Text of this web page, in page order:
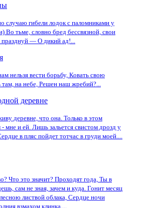
случаю гибели лодок с паломниками у
Во тьме, словно бред бессвязной, свои
празднуй — О дикий ад!...
нельзя вести борьбу, Ковать свою
там, на небе, Решен наш жребий?...
деревне
деревне, что она. Только в этом
- мне и ей. Лишь зальется свистом дрозд у
в пляс пойдет тотчас в груди моей....
Что это значит? Проходят года, Ты в
сам не зная, зачем и куда. Гонит месяц
листвой облака, Сердце ночи
взмахом клинка,...